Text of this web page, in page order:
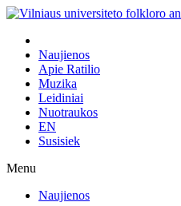
Naujienos
Apie Ratilio
Muzika
Leidiniai
Nuotraukos
EN
Susisiek
Menu
Naujienos